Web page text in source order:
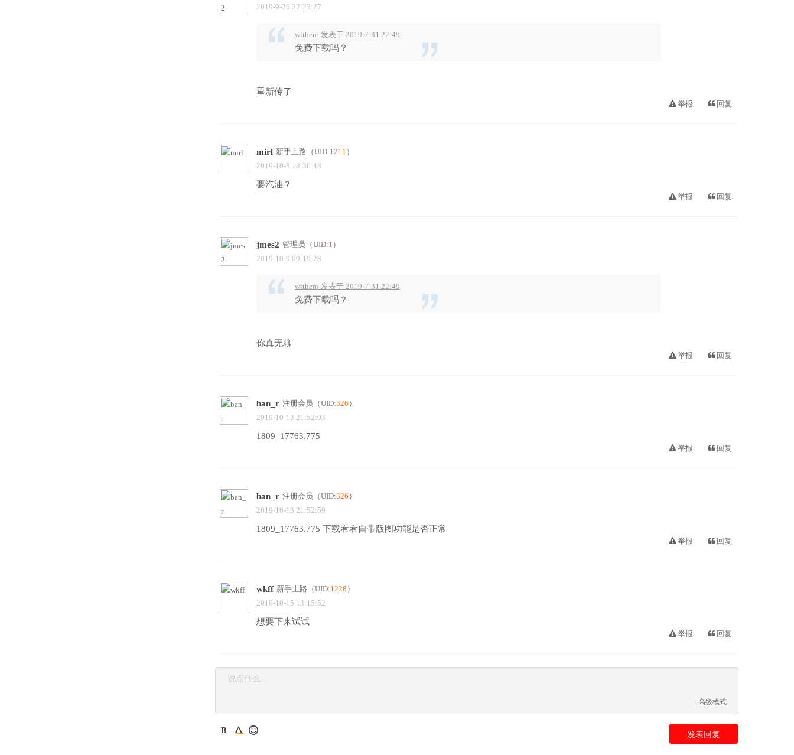
2019-9-26 22:23:27
withero 发表于 2019-7-31 22:49
免费下载吗？
重新传了
举报 回复
mirl 新手上路 （UID:1211 ）
2019-10-8 18:36:48
要汽油？
举报 回复
jmes2 管理员 （UID:1 ）
2019-10-9 09:19:28
withero 发表于 2019-7-31 22:49
免费下载吗？
你真无聊
举报 回复
ban_r 注册会员 （UID:326 ）
2019-10-13 21:52:03
1809_17763.775
举报 回复
ban_r 注册会员 （UID:326 ）
2019-10-13 21:52:59
1809_17763.775 下载看看自带版图功能是否正常
举报 回复
wkff 新手上路 （UID:1228 ）
2019-10-15 13:15:52
想要下来试试
举报 回复
高级模式
发表回复